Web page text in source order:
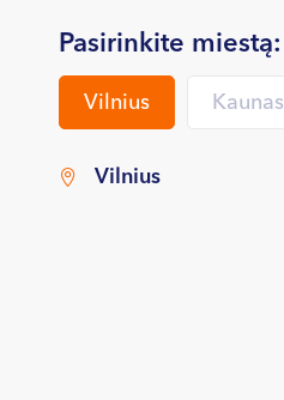
Pasirinkite miestą:
Vilnius Kaunas
Vilnius